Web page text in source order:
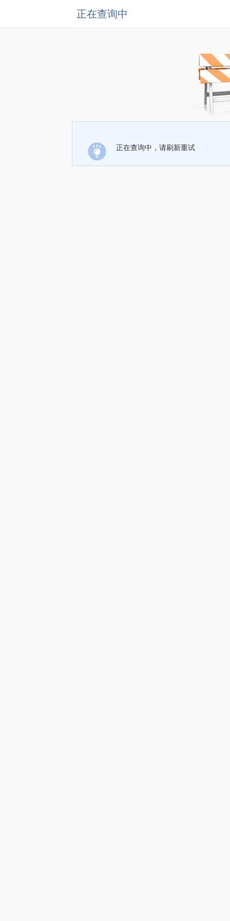
正在查询中
正在查询中，请刷新重试